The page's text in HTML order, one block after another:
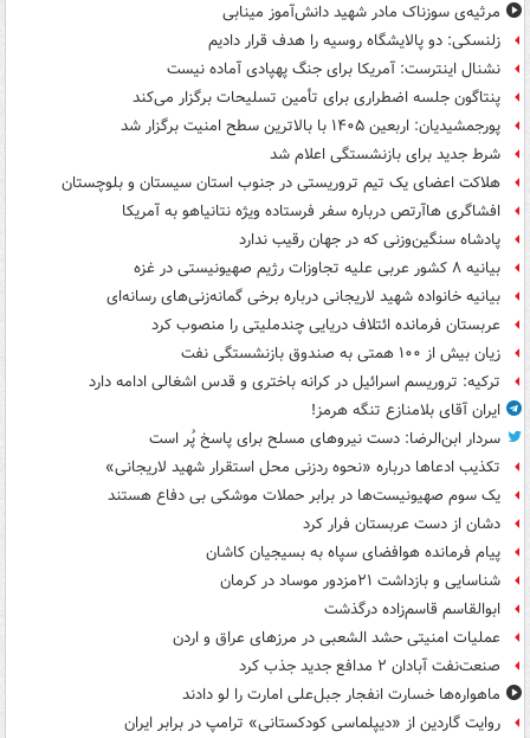
مرثیه‌ی سوزناک مادر شهید دانش‌آموز مینابی
زلنسکی: دو پالایشگاه روسیه را هدف قرار دادیم
نشنال اینترست: آمریکا برای جنگ پهپادی آماده نیست
پنتاگون جلسه اضطراری برای تأمین تسلیحات برگزار می‌کند
پورجمشیدیان: اربعین ۱۴۰۵ با بالاترین سطح امنیت برگزار شد
شرط جدید برای بازنشستگی اعلام شد
هلاکت اعضای یک تیم تروریستی در جنوب استان سیستان و بلوچستان
افشاگری هاآرتص درباره سفر فرستاده ویژه نتانیاهو به آمریکا
پادشاه سنگین‌وزنی که در جهان رقیب ندارد
بیانیه ۸ کشور عربی علیه تجاوزات رژیم صهیونیستی در غزه
بیانیه خانواده شهید لاریجانی درباره برخی گمانه‌زنی‌های رسانه‌ای
عربستان فرمانده ائتلاف دریایی چندملیتی را منصوب کرد
زیان بیش از ۱۰۰ همتی به صندوق‌ بازنشستگی نفت
ترکیه: تروریسم اسرائیل در کرانه باختری و قدس اشغالی ادامه دارد
ایران آقای بلامنازع تنگه هرمز!
سردار ابن‌الرضا: دست نیروهای مسلح برای پاسخ پُر است
تکذیب ادعاها درباره «نحوه ردزنی محل استقرار شهید لاریجانی»
یک‌ سوم صهیونیست‌ها در برابر حملات موشکی بی دفاع هستند
دشان از دست عربستان فرار کرد
پیام فرمانده هوافضای سپاه به بسیجیان کاشان
شناسایی و بازداشت ۲۱مزدور موساد در کرمان
ابوالقاسم قاسم‌زاده درگذشت
عملیات امنیتی حشد الشعبی در مرزهای عراق و اردن
صنعت‌نفت آبادان ۲ مدافع جدید جذب کرد
ماهواره‌ها خسارت انفجار جبل‌علی امارت را لو دادند
روایت گاردین از «دیپلماسی کودکستانی» ترامپ در برابر ایران